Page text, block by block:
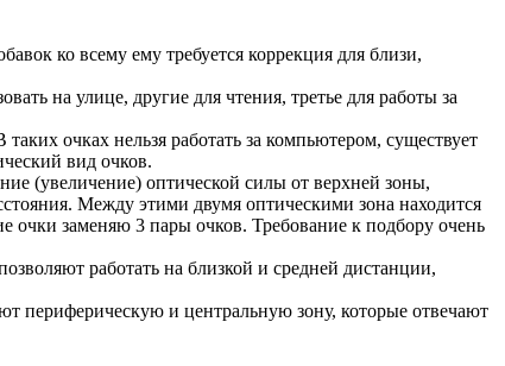
ко всему ему требуется коррекция для близи,
на улице, другие для чтения, третье для работы за
очках нельзя работать за компьютером, существует
вид очков.
(увеличение) оптической силы от верхней зоны,
Между этими двумя оптическими зона находится
очки заменяю 3 пары очков. Требование к подбору очень
работать на близкой и средней дистанции,
периферическую и центральную зону, которые отвечают